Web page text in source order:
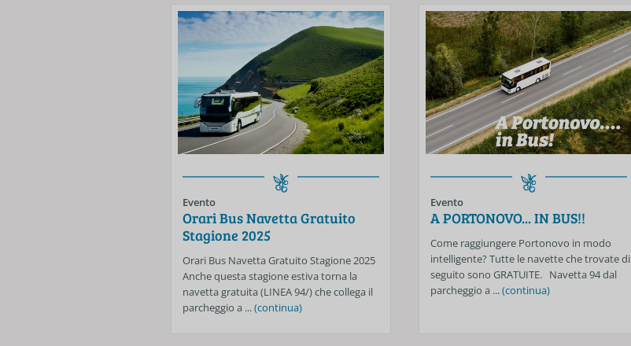
Evento
Orari Bus Navetta Gratuito
Stagione 2025
Orari Bus Navetta Gratuito Stagione 2025
Anche questa stagione estiva torna la
navetta gratuita (LINEA 94/) che collega il
parcheggio a ...(continua)
Evento
A PORTONOVO... IN BUS!!
Come raggiungere Portonovo in modo
intelligente? Tutte le navette che trovate di
seguito sono GRATUITE. Navetta 94 dal
parcheggio a ...(continua)